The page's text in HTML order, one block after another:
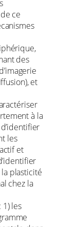
ce
des
et
à la
les
et
plasticité
chez la
les